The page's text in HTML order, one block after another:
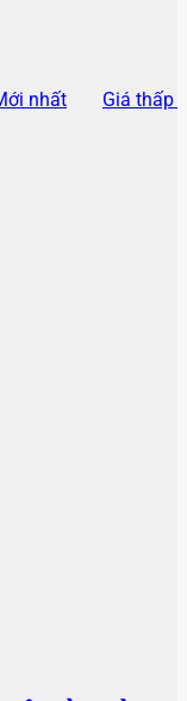
nhất Giá thấp